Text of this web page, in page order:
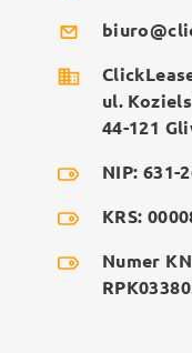
ul.
44-121
NIP: 631-
KRS:
Numer